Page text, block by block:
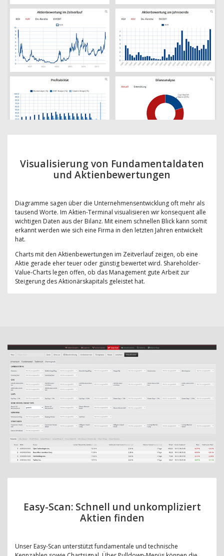
Visualisierung von Fundamentaldaten
und Aktienbewertungen
Diagramme sagen über die Unternehmensentwicklung oft mehr als
tausend Worte. Im Aktien-Terminal visualisieren wir konsequent alle
wichtigen Daten aus der Bilanz. Mit einem schnellen Blick kann somit
erkannt werden wie sich eine Firma in den letzten Jahren entwickelt
hat.
Charts mit den Aktienbewertungen im Zeitverlauf zeigen, ob eine
Aktie gerade eher teuer oder günstig bewertet wird. Shareholder-
Value-Charts legen offen, ob das Management gute Arbeit zur
Steigerung des Aktionärskapitals geleistet hat.
Easy-Scan: Schnell und unkompliziert
Aktien finden
Unser Easy-Scan unterstützt fundamentale und technische